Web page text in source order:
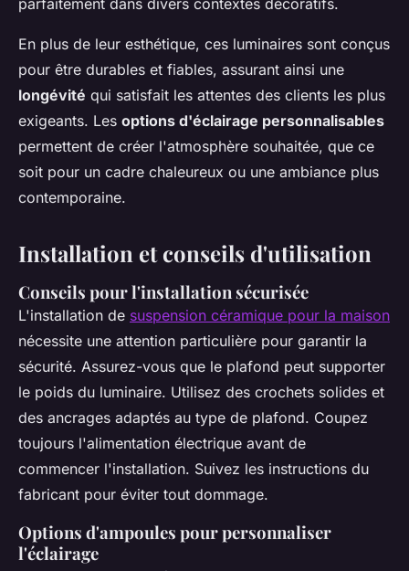
parfaitement dans divers contextes décoratifs.
En plus de leur esthétique, ces luminaires sont conçus
pour être durables et fiables, assurant ainsi une
longévité qui satisfait les attentes des clients les plus
exigeants. Les options d'éclairage personnalisables
permettent de créer l'atmosphère souhaitée, que ce
soit pour un cadre chaleureux ou une ambiance plus
contemporaine.
Installation et conseils d'utilisation
Conseils pour l'installation sécurisée
L'installation de suspension céramique pour la maison
nécessite une attention particulière pour garantir la
sécurité. Assurez-vous que le plafond peut supporter
le poids du luminaire. Utilisez des crochets solides et
des ancrages adaptés au type de plafond. Coupez
toujours l'alimentation électrique avant de
commencer l'installation. Suivez les instructions du
fabricant pour éviter tout dommage.
Options d'ampoules pour personnaliser
l'éclairage